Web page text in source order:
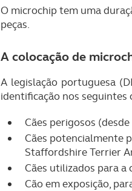
O microchip tem uma
peças.
A colocação de
A legislação portuguesa
identificação nos seguintes
Cães perigosos
Cães potencialmente
Staffordshire Terrier
Cães utilizados para a
Cão em exposição,